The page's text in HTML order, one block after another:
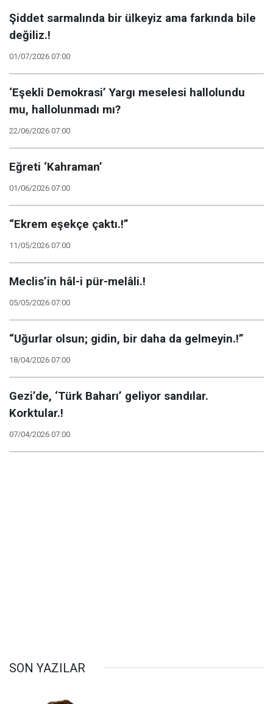
Şiddet sarmalında bir ülkeyiz ama farkında bile
değiliz.!
01/07/2026 07:00
‘Eşekli Demokrasi’ Yargı meselesi hallolundu
mu, hallolunmadı mı?
22/06/2026 07:00
Eğreti ‘Kahraman’
01/06/2026 07:00
“Ekrem eşekçe çaktı.!”
11/05/2026 07:00
Meclis’in hâl-i pür-melâli.!
05/05/2026 07:00
“Uğurlar olsun; gidin, bir daha da gelmeyin.!”
18/04/2026 07:00
Gezi’de, ‘Türk Baharı’ geliyor sandılar.
Korktular.!
07/04/2026 07:00
SON YAZILAR